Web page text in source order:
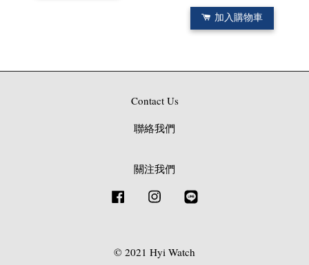
加入購物車
Contact Us
聯絡我們
關注我們
Facebook Instagram
© 2021 Hyi Watch